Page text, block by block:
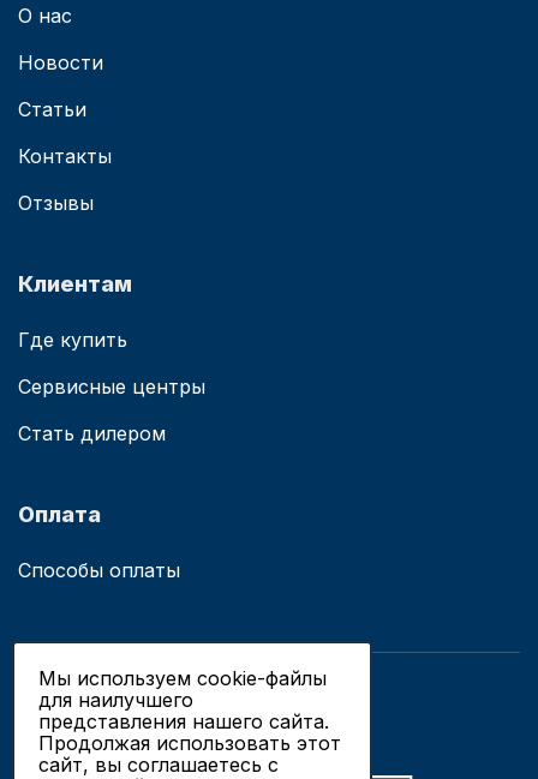
О нас
Новости
Статьи
Контакты
Отзывы
Клиентам
Где купить
Сервисные центры
Стать дилером
Оплата
Способы оплаты
© 2019 - 2026 ООО «Сианово»
Политика конфиденциальности
Мы используем cookie-файлы
для наилучшего
представления нашего сайта.
Продолжая использовать этот
сайт, вы соглашаетесь c